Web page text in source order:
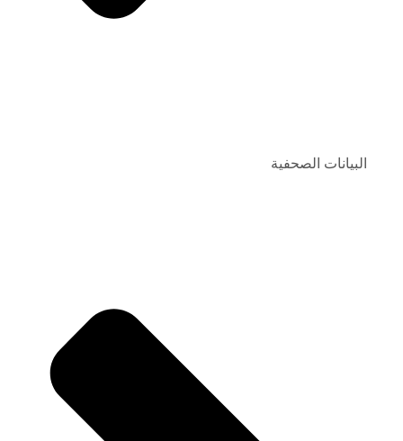
البيانات الصحفية